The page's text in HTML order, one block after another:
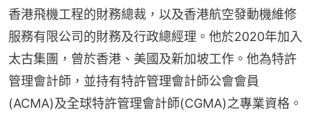
香港飛機工程的財務總裁，以及香港航空發動機維修
服務有限公司的財務及行政總經理。他於2020年加入
太古集團，曾於香港、美國及新加坡工作。他為特許
管理會計師，並持有特許管理會計師公會會員
(ACMA)及全球特許管理會計師(CGMA)之專業資格。